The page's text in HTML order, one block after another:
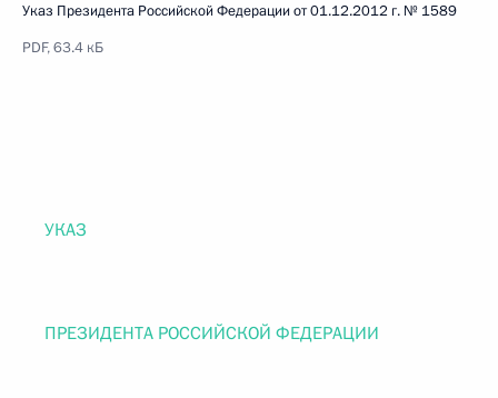
Указ Президента Российской Федерации от 01.12.2012 г. № 1589
PDF, 63.4 кБ
УКАЗ
ПРЕЗИДЕНТА РОССИЙСКОЙ ФЕДЕРАЦИИ